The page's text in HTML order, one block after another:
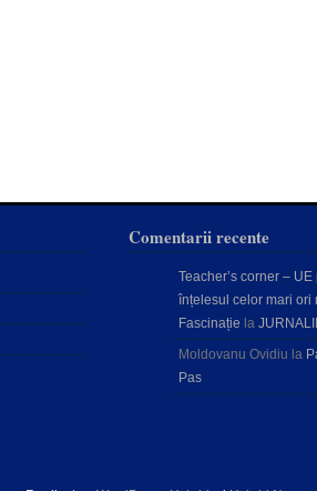
Comentarii recente
Teacher’s corner – UE
înțelesul celor mari ori
Fascinație la
Moldovanu Ovidiu la
Pas